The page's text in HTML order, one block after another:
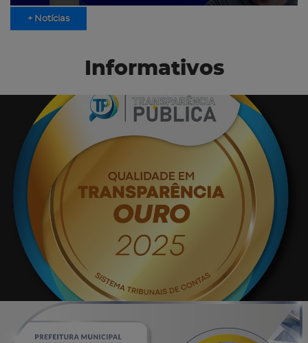
+ Notícias
Informativos